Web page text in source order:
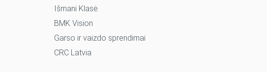
Išmani Klasė
BMK Vision
Garso ir vaizdo sprendimai
CRC Latvia